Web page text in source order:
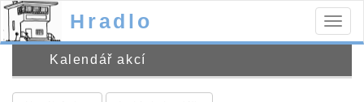
Hradlo
Kalendář akcí